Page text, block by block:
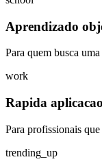
Aprendizado
Para quem busca
work
Rapida aplicacao
Para profissionais
trending_up